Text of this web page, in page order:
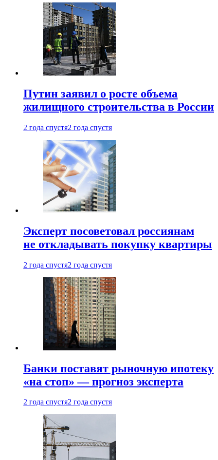
Путин заявил о росте объема
жилищного строительства в России
2 года спустя2 года спустя
Эксперт посоветовал россиянам
не откладывать покупку квартиры
2 года спустя2 года спустя
Банки поставят рыночную ипотеку
«на стоп» — прогноз эксперта
2 года спустя2 года спустя